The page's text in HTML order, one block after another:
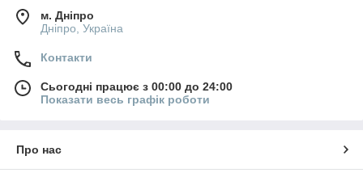
м. Дніпро
Дніпро, Україна
Контакти
Сьогодні працює з 00:00 до 24:00
Показати весь графік роботи
Про нас